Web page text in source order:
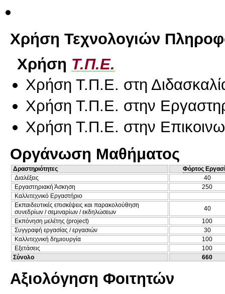
Χρήση Τεχνολογιών
Χρήση Τ.Π.Ε.
Χρήση Τ.Π.Ε. στη
Χρήση Τ.Π.Ε. στην
Χρήση Τ.Π.Ε. στην
Οργάνωση Μαθήματος
Δραστηριότητες
Φόρτος
Διαλέξεις
40
Εργαστηριακή Άσκηση
250
Καλλιτεχνικό Εργαστήριο
Εκπαιδευτικές επισκέψεις και παρακολούθηση
συνεδρίων / σεμιναρίων / εκδηλώσεων
40
Εκπόνηση μελέτης (project)
100
Συγγραφή εργασίας / εργασιών
30
Καλλιτεχνική δημιουργία
100
Εξετάσεις
100
Σύνολο
660
Αξιολόγηση Φοιτητών